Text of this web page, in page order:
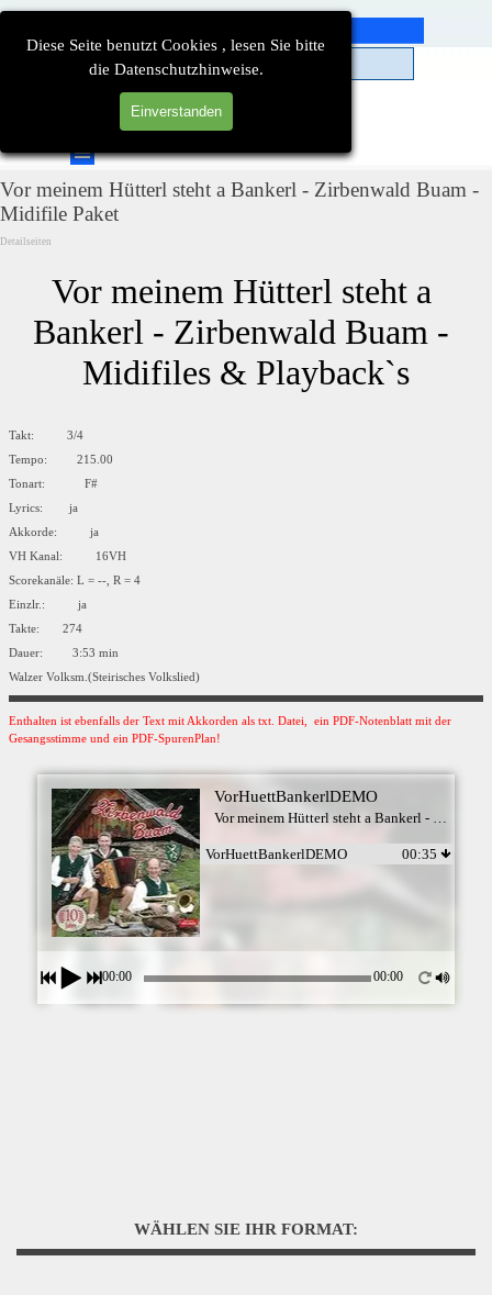
Diese Seite benutzt Cookies , lesen Sie bitte
die Datenschutzhinweise.
Einverstanden
Direkt zum Seiteninhalt
Menü überspringen
Vor meinem Hütterl steht a Bankerl - Zirbenwald Buam -
Midifile Paket
Detailseiten
Vor meinem Hütterl steht a
Bankerl - Zirbenwald Buam -
Midifiles & Playback`s
Takt: 3/4
Tempo: 215.00
Tonart: F#
Lyrics: ja
Akkorde: ja
VH Kanal: 16VH
Scorekanäle: L = --, R = 4
Einzlr.: ja
Takte: 274
Dauer: 3:53 min
Walzer Volksm.(Steirisches Volkslied)
Enthalten ist ebenfalls der Text mit Akkorden als txt. Datei, ein PDF-Notenblatt mit der
Gesangsstimme und ein PDF-SpurenPlan!
VorHuettBankerlDEMO
VorHuettBankerlDEMO 00:35
00:00 00:00
WÄHLEN SIE IHR FORMAT: